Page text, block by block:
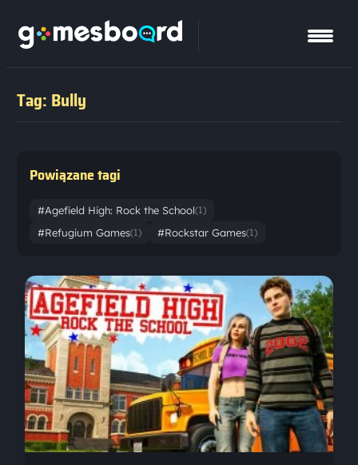
Tag: Bully
Powiązane tagi
#Agefield High: Rock the School(1)
#Refugium Games(1) #Rockstar Games(1)